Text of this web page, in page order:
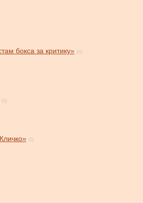
бокса за критику» (0)
(0)
(0)